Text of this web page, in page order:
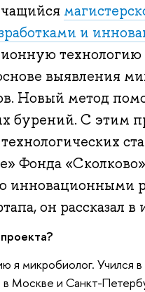
и
технологию
выявления
Новый метод
бурений. С этим
Фонда
инновационными
он рассказал в
я микробиолог. Учился
в Москве и Санкт-